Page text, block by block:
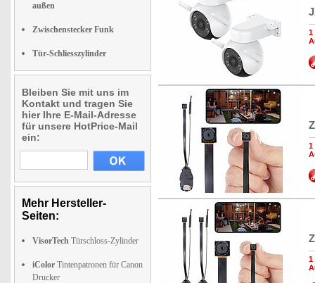
außen
Zwischenstecker Funk
Tür-Schliesszylinder
Bleiben Sie mit uns im
Kontakt und tragen Sie
hier Ihre E-Mail-Adresse
für unsere HotPrice-Mail
ein:
Mehr Hersteller-
Seiten:
VisorTech Türschloss-Zylinder
iColor Tintenpatronen für Canon
Drucker
1
1
1